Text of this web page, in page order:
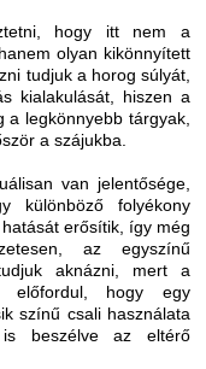
hogy itt nem a
olyan kikönnyített
tudjuk a horog súlyát,
kialakulását, hiszen a
a legkönnyebb tárgyak,
a szájukba.
van jelentősége,
különböző folyékony
erősítik, így még
az egyszínű
aknázni, mert a
előfordul, hogy egy
színű csali használata
beszélve az eltérő